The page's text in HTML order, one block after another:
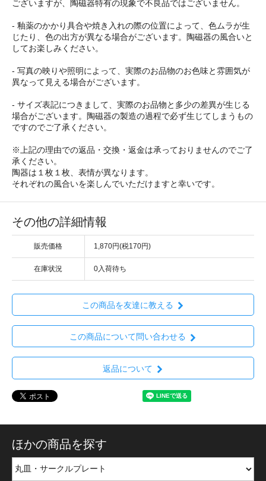
ございますが、陶磁器特有の現象で不良品ではございません。
- 釉薬のかかり具合や焼き入れの際の位置によって、色ムラが生
じたり、色の出方が異なる場合がございます。陶磁器の風合いと
してお楽しみください。
- 写真の映りや照明によって、実際のお品物のお色味と雰囲気が
異なって見える場合がございます。
- サイズ表記につきまして、実際のお品物と多少の差異が生じる
場合がございます。陶磁器の製造の過程で必ず生じてしまうもの
ですのでご了承ください。
※上記の理由での返品・交換・返金は承っておりませんのでご了
承ください。
陶器は１枚１枚、表情が異なります。
それぞれの風合いを楽しんでいただけますと幸いです。
その他の詳細情報
販売価格 1,870円(税170円)
在庫状況 0入荷待ち
この商品を友達に教える
この商品について問い合わせる
返品について
ほかの商品を探す